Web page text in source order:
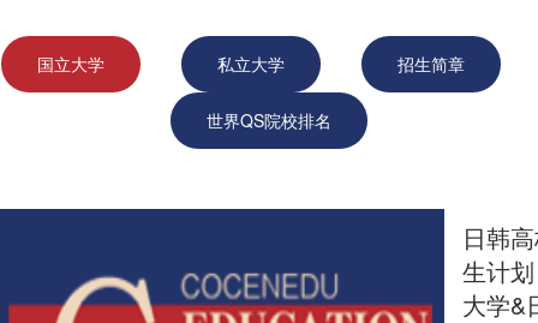
国立大学 私立大学 招生简章
世界QS院校排名
日韩
生计
大学&